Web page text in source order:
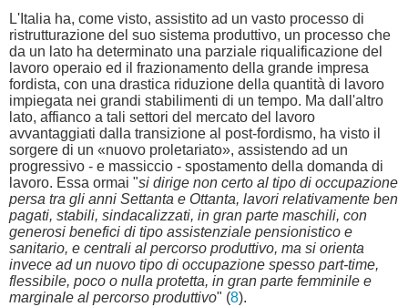
L'Italia ha, come visto, assistito ad un vasto processo di
ristrutturazione del suo sistema produttivo, un processo che
da un lato ha determinato una parziale riqualificazione del
lavoro operaio ed il frazionamento della grande impresa
fordista, con una drastica riduzione della quantità di lavoro
impiegata nei grandi stabilimenti di un tempo. Ma dall'altro
lato, affianco a tali settori del mercato del lavoro
avvantaggiati dalla transizione al post-fordismo, ha visto il
sorgere di un «nuovo proletariato», assistendo ad un
progressivo - e massiccio - spostamento della domanda di
lavoro. Essa ormai "si dirige non certo al tipo di occupazione
persa tra gli anni Settanta e Ottanta, lavori relativamente ben
pagati, stabili, sindacalizzati, in gran parte maschili, con
generosi benefici di tipo assistenziale pensionistico e
sanitario, e centrali al percorso produttivo, ma si orienta
invece ad un nuovo tipo di occupazione spesso part-time,
flessibile, poco o nulla protetta, in gran parte femminile e
marginale al percorso produttivo" (8).